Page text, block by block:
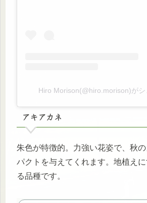
Hiro Morison(@hiro.morison)がシ
アキアカネ
朱色が特徴的。力強い花姿で、秋
パクトを与えてくれます。地植えに
る品種です。